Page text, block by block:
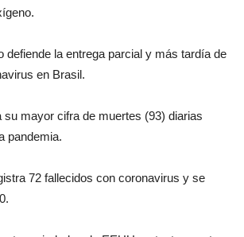
defiende la entrega parcial y más tardía de
en Brasil.
su mayor cifra de muertes (93) diarias
pandemia.
72 fallecidos con coronavirus y se